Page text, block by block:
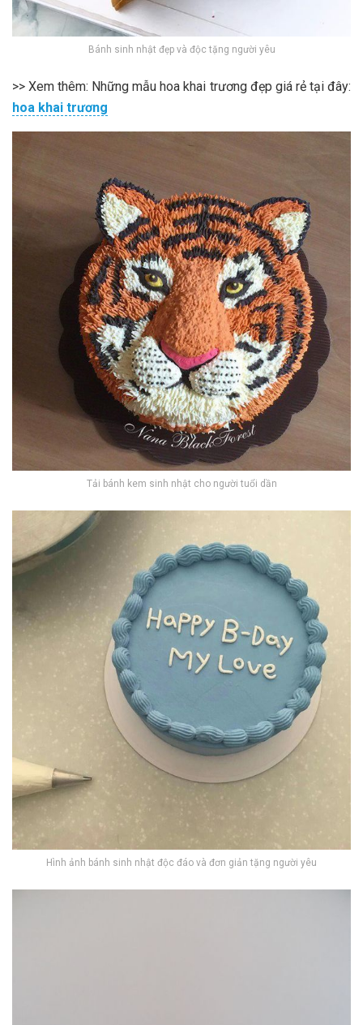
Bánh sinh nhật đẹp và độc tặng người yêu
>> Xem thêm: Những mẫu hoa khai trương đẹp giá rẻ tại đây:
hoa khai trương
Tải bánh kem sinh nhật cho người tuổi dần
Hình ảnh bánh sinh nhật độc đáo và đơn giản tặng người yêu